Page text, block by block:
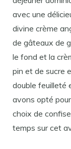
avec une
divine crème
de gâteaux de
le fond et la
pin et de sucre
double feuilleté
avons opté
choix de
temps sur cet